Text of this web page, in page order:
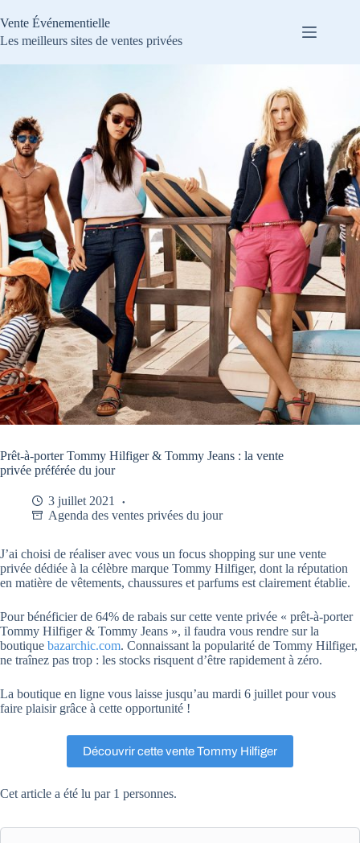
au
contenu
Vente Événementielle
Les meilleurs sites de ventes privées
Prêt-à-porter Tommy Hilfiger & Tommy Jeans : la vente
privée préférée du jour
3 juillet 2021
Agenda des ventes privées du jour
J’ai choisi de réaliser avec vous un focus shopping sur une vente
privée dédiée à la célèbre marque Tommy Hilfiger, dont la réputation
en matière de vêtements, chaussures et parfums est clairement établie.
Pour bénéficier de 64% de rabais sur cette vente privée « prêt-à-porter
Tommy Hilfiger & Tommy Jeans », il faudra vous rendre sur la
boutique bazarchic.com. Connaissant la popularité de Tommy Hilfiger,
ne traînez pas trop : les stocks risquent d’être rapidement à zéro.
La boutique en ligne vous laisse jusqu’au mardi 6 juillet pour vous
faire plaisir grâce à cette opportunité !
Découvrir cette vente Tommy Hilfiger
Cet article a été lu par 1 personnes.